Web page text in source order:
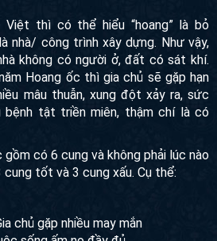
Việt thì có thể hiểu “hoang” là bỏ
nhà/ công trình xây dựng. Như vậy,
không có người ở, đất có sát khí.
năm Hoang ốc thì gia chủ sẽ gặp
nhiều mâu thuẫn, xung đột xảy ra,
bệnh tật triền miên, thậm chí là
gồm có 6 cung và không phải lúc
3 cung tốt và 3 cung xấu. Cụ thể: